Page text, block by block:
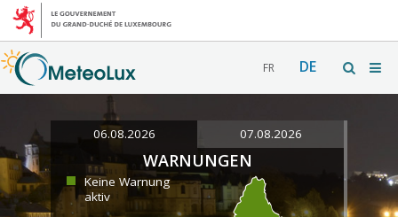
FR DE
06.08.2026 07.08.2026
WARNUNGEN
Keine Warnung
aktiv